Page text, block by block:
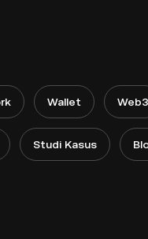
Wallet Web3
Studi Kasus